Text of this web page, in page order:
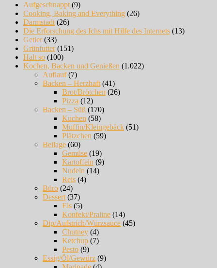
Aufgeschnappt (9)
Cooking, Baking and Everything (26)
Darmstadt (26)
Die Erforschung des Ichs mit Hilfe des Internets (13)
Getier(33)
Grünfutter(151)
Halt so (100)
Kochen, Backen und Genießen (1.022)
Auflauf(7)
Backen – Herzhaft (41)
Brot/Brötchen (26)
Pizza (12)
Backen – Süß (170)
Kuchen (58)
Muffin/Kleingebäck (51)
Plätzchen (59)
Beilage (60)
Gemüse (19)
Kartoffeln (9)
Nudeln (14)
Reis (4)
Büro (24)
Dessert (37)
Eis (5)
Konfekt/Praline (14)
Dip/Aufstrich/Würzsauce (45)
Chutney (4)
Ketchup (7)
Pesto (9)
Essig/Öl/Gewürz (9)